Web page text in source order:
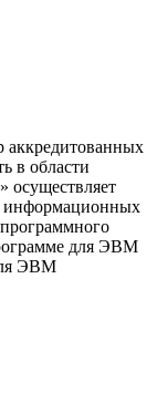
в области
информационных
для ЭВМ
ЭВМ